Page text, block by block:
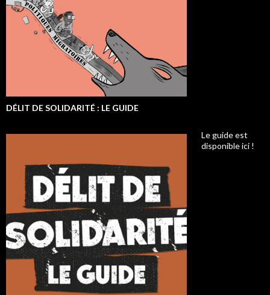
DÉLIT DE SOLIDARITÉ : LE GUIDE
Le guide est
disponible ici !